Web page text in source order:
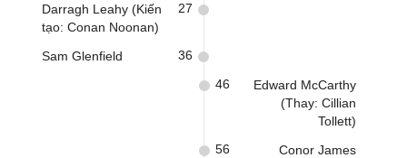
Darragh Leahy (Kiến
tạo: Conan Noonan)
27
Sam Glenfield 36
Edward McCarthy
(Thay: Cillian
Tollett)
46
Conor James
56